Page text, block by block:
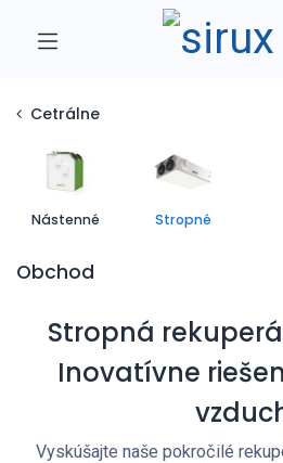
Cetrálne
Nástenné Stropné
Obchod
Stropná
Inovatívne
Vyskúšajte naše pokročilé